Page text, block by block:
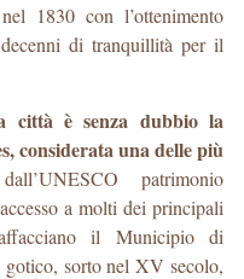
1830 con l’ottenimento
di tranquillità per il
città è senza dubbio la
considerata una delle più
patrimonio
a molti dei principali
il Municipio di
sorto nel XV secolo,